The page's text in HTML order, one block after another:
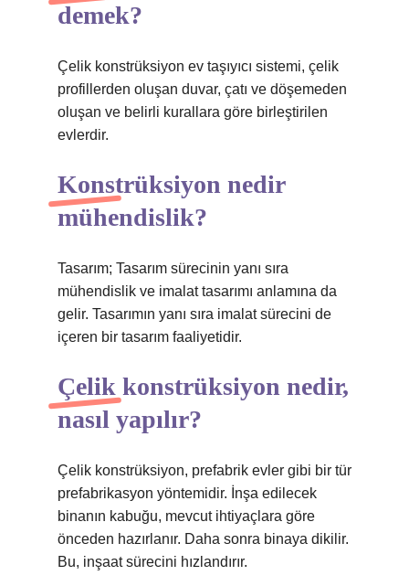
demek?
Çelik konstrüksiyon ev taşıyıcı sistemi, çelik
profillerden oluşan duvar, çatı ve döşemeden
oluşan ve belirli kurallara göre birleştirilen
evlerdir.
Konstrüksiyon nedir
mühendislik?
Tasarım; Tasarım sürecinin yanı sıra
mühendislik ve imalat tasarımı anlamına da
gelir. Tasarımın yanı sıra imalat sürecini de
içeren bir tasarım faaliyetidir.
Çelik konstrüksiyon nedir,
nasıl yapılır?
Çelik konstrüksiyon, prefabrik evler gibi bir tür
prefabrikasyon yöntemidir. İnşa edilecek
binanın kabuğu, mevcut ihtiyaçlara göre
önceden hazırlanır. Daha sonra binaya dikilir.
Bu, inşaat sürecini hızlandırır.